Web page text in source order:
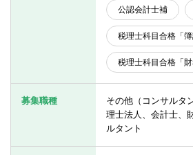
ご利用ガイド
非公開求人と
サービ
業界情
求人情
公認会計士補
税理士科目合格「簿
税理士科目合格「財
募集職種
その他（コンサルタ
理士法人、会計士、
ルタント